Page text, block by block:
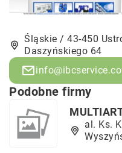
Śląskie / 43-450
Daszyńskiego 64
Podobne firmy
al. Ks.